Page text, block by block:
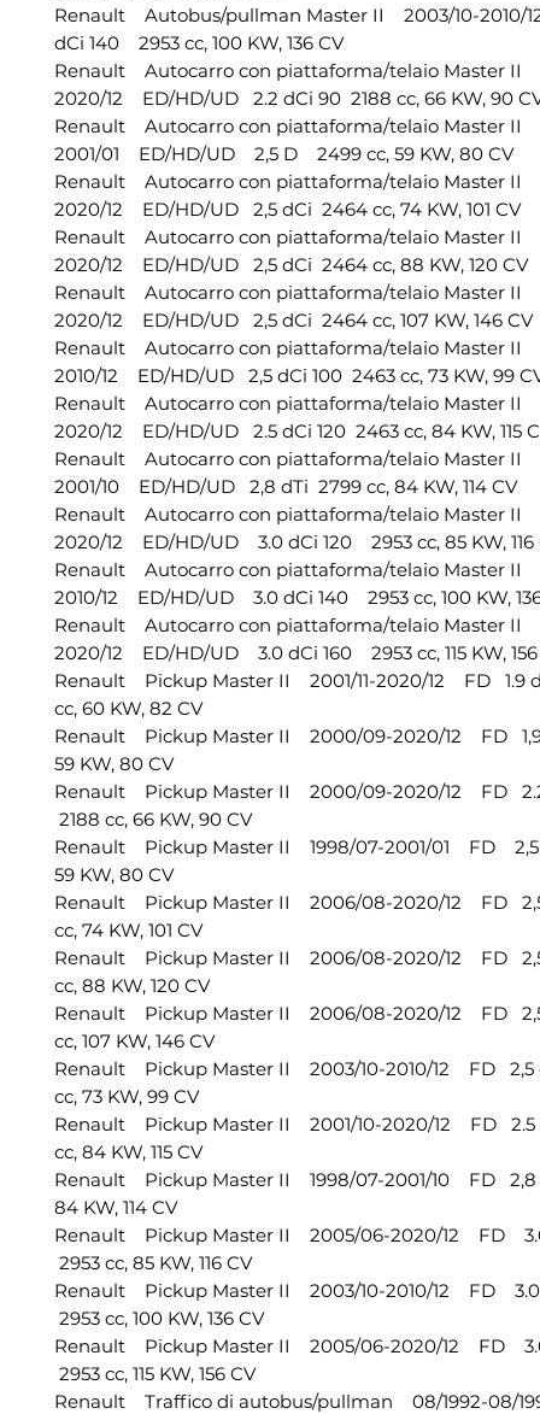
Renault Autobus/pullman Master II 2003/10-
dCi 140 2953 cc, 100 KW, 136 CV
Renault Autocarro con piattaforma/telaio Master II
2020/12 ED/HD/UD 2.2 dCi 90 2188 cc, 66 KW, 90
Renault Autocarro con piattaforma/telaio Master II
2001/01 ED/HD/UD 2,5 D 2499 cc, 59 KW, 80 CV
Renault Autocarro con piattaforma/telaio Master II
2020/12 ED/HD/UD 2,5 dCi 2464 cc, 74 KW, 101 CV
Renault Autocarro con piattaforma/telaio Master II
2020/12 ED/HD/UD 2,5 dCi 2464 cc, 88 KW, 120 CV
Renault Autocarro con piattaforma/telaio Master II
2020/12 ED/HD/UD 2,5 dCi 2464 cc, 107 KW, 146 CV
Renault Autocarro con piattaforma/telaio Master II
2010/12 ED/HD/UD 2,5 dCi 100 2463 cc, 73 KW, 99
Renault Autocarro con piattaforma/telaio Master II
2020/12 ED/HD/UD 2.5 dCi 120 2463 cc, 84 KW, 115
Renault Autocarro con piattaforma/telaio Master II
2001/10 ED/HD/UD 2,8 dTi 2799 cc, 84 KW, 114 CV
Renault Autocarro con piattaforma/telaio Master II
2020/12 ED/HD/UD 3.0 dCi 120 2953 cc, 85 KW, 116
Renault Autocarro con piattaforma/telaio Master II
2010/12 ED/HD/UD 3.0 dCi 140 2953 cc, 100 KW,
Renault Autocarro con piattaforma/telaio Master II
2020/12 ED/HD/UD 3.0 dCi 160 2953 cc, 115 KW, 156
Renault Pickup Master II 2001/11-2020/12 FD 1.9
cc, 60 KW, 82 CV
Renault Pickup Master II 2000/09-2020/12 FD 1,9
59 KW, 80 CV
Renault Pickup Master II 2000/09-2020/12 FD
2188 cc, 66 KW, 90 CV
Renault Pickup Master II 1998/07-2001/01 FD
59 KW, 80 CV
Renault Pickup Master II 2006/08-2020/12 FD
cc, 74 KW, 101 CV
Renault Pickup Master II 2006/08-2020/12 FD
cc, 88 KW, 120 CV
Renault Pickup Master II 2006/08-2020/12 FD
cc, 107 KW, 146 CV
Renault Pickup Master II 2003/10-2010/12 FD 2,5
cc, 73 KW, 99 CV
Renault Pickup Master II 2001/10-2020/12 FD 2.5
cc, 84 KW, 115 CV
Renault Pickup Master II 1998/07-2001/10 FD 2,8
84 KW, 114 CV
Renault Pickup Master II 2005/06-2020/12 FD
2953 cc, 85 KW, 116 CV
Renault Pickup Master II 2003/10-2010/12 FD
2953 cc, 100 KW, 136 CV
Renault Pickup Master II 2005/06-2020/12 FD
2953 cc, 115 KW, 156 CV
Renault Traffico di autobus/pullman 08/1992-08/